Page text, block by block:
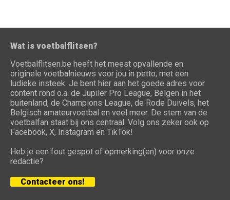
Wat is voetbalflitsen?
Voetbalflitsen.be heeft het meest opvallende en
originele voetbalnieuws voor jou in petto, met een
ludieke insteek. Je bent hier aan het goede adres voor
content rond o.a. de Jupiler Pro League, Belgen in het
buitenland, de Champions League, de Rode Duivels, het
Belgisch amateurvoetbal en veel meer. De stem van de
voetbalfan staat bij ons centraal. Volg ons zeker ook op
Facebook, X, Instagram en TikTok!
Heb je een fout gespot of opmerking(en) voor onze
redactie?
Contacteer ons!